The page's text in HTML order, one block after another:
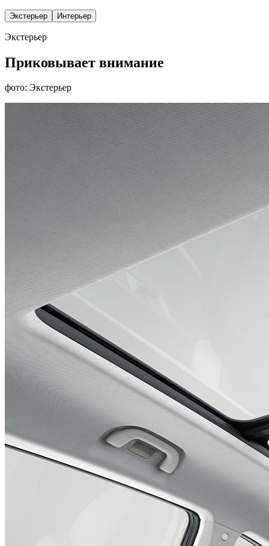
Экстерьер Интерьер
Экстерьер
Приковывает внимание
фото: Экстерьер